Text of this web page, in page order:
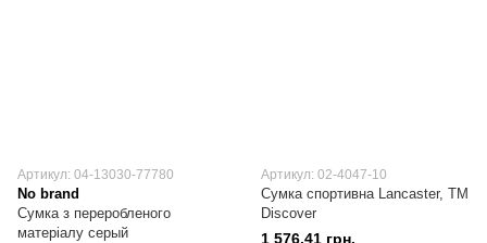
Артикул: 04-13030-77780
No brand
Сумка з переробленого
матеріалу серый
Артикул: 02-4047-10
Сумка спортивна Lancaster, ТМ
Discover
1 576.41 грн.